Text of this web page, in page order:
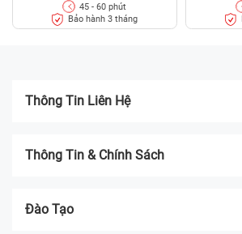
45 - 60 phút
Bảo hành 3 tháng
Thông Tin Liên Hệ
Thông Tin & Chính Sách
Đào Tạo